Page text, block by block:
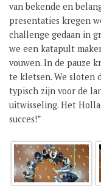
van bekende en
presentaties kregen
challenge gedaan in
we een katapult
vouwen. In de pauze
te kletsen. We sloten
typisch zijn voor de
uitwisseling. Het
succes!”